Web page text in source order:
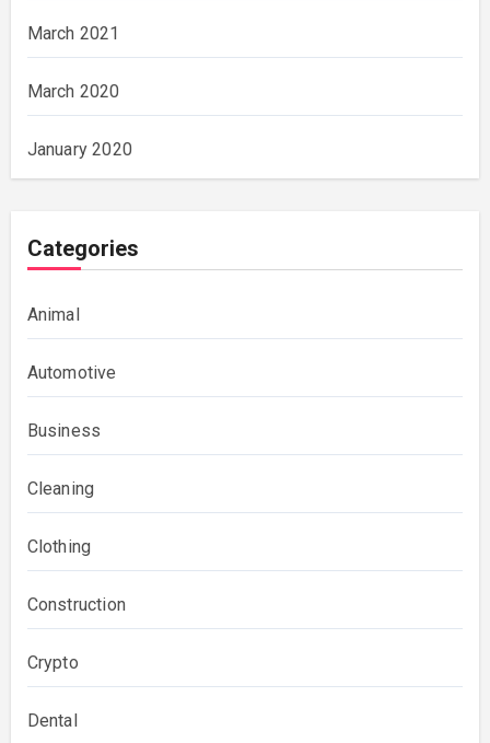
March 2021
March 2020
January 2020
Categories
Animal
Automotive
Business
Cleaning
Clothing
Construction
Crypto
Dental